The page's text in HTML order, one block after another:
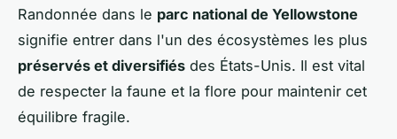
Randonnée dans le parc national de Yellowstone
signifie entrer dans l'un des écosystèmes les plus
préservés et diversifiés des États-Unis. Il est vital
de respecter la faune et la flore pour maintenir cet
équilibre fragile.